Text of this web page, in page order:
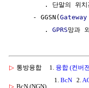
. 단말의 위치
     - GGSN(
Gateway
        .
GPRS망과
▷ 통방융합 1. 융합 (컨버
▷ BcN (NGN)
1. BcN 2.